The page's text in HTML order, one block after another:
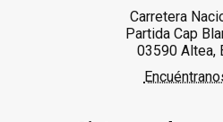
Carretera
Partida Cap
03590 Altea,